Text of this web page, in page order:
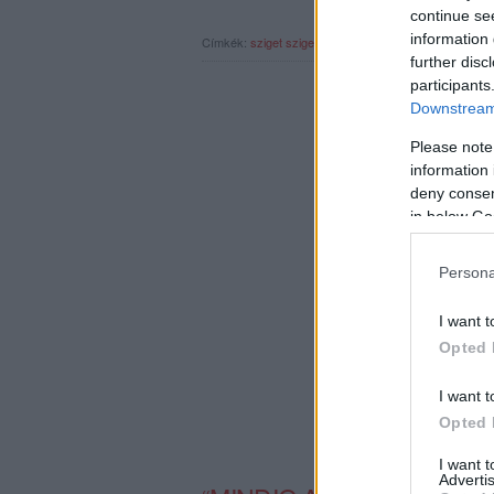
continue
information
further
Please
information
deny
in below
I want
Opted
I want
Opted
I want
Címkék: szigetsziget fesztivál josé gonzález sziget